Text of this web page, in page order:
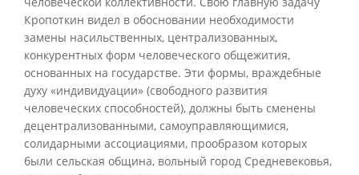
Кропоткин видел в обосновании необходимости
замены насильственных, централизованных,
конкурентных форм человеческого общежития,
основанных на государстве. Эти формы, враждебные
духу «индивидуации» (свободного развития
человеческих способностей), должны быть сменены
децентрализованными, самоуправляющимися,
солидарными ассоциациями, прообразом которых
были сельская община, вольный город Средневековья,